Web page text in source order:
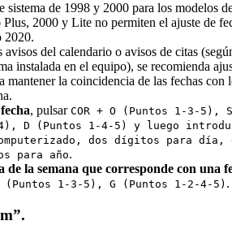
sistema de 1998 y 2000 para los modelos
2000 y Lite no permiten el ajuste de
2020.
avisos del calendario o avisos de citas
instalada en el equipo), se recomienda
mantener la coincidencia de las fechas con
, pulsar COR + O (Puntos 1-3-5), S
D (Puntos 1-4-5) y luego
dos dígitos para día,
para año.
de la semana que corresponde con una
(Puntos 1-3-5), G (Puntos 1-2-4-5) .